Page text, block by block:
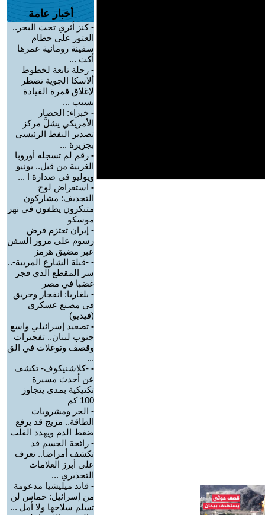
أخبار عامة
-كنز أثري تحت البحر..
العثور على حطام
سفينة رومانية عمرها
أكث ...
- رحلة تابعة لخطوط
ألاسكا الجوية تضطر
لإغلاق قمرة القيادة
بسبب ...
- خبراء: الحصار
الأمريكي يشلَّ مركز
تصدير النفط الرئيسي
بجزيرة ...
- رقم لم تسجله أوروبا
الغربية من قبل.. يونيو
ويوليو في صدارة ا ...
- استعراض لوح
التجديف: مشاركون
متنكرون يطفون في نهر
موسكو
- إيران تعتزم فرض
رسوم على مرور السفن
عبر مضيق هرمز
- -قبلة الشارع المريبة-..
سر المقطع الذي فجر
غضبا في مصر
- بلغاريا: انفجار وحريق
في مصنع عسكري
(فيديو)
- تصعيد إسرائيلي واسع
جنوب لبنان.. تفجيرات
وقصف وتوغلات في الق
...
- -كلاشنيكوف- تكشف
عن أحدث مسيرة
تكتيكية بمدى يتجاوز
100 كم
- الحر ومشروبات
الطاقة.. مزيج قد يرفع
ضغط الدم ويهدد القلب
- رائحة الجسم قد
تكشف أمراضا.. تعرف
على أبرز العلامات
التحذيري ...
- قائد ميليشيا مدعومة
من إسرائيل: حماس لن
تسلم سلاحها ولا أمل ...